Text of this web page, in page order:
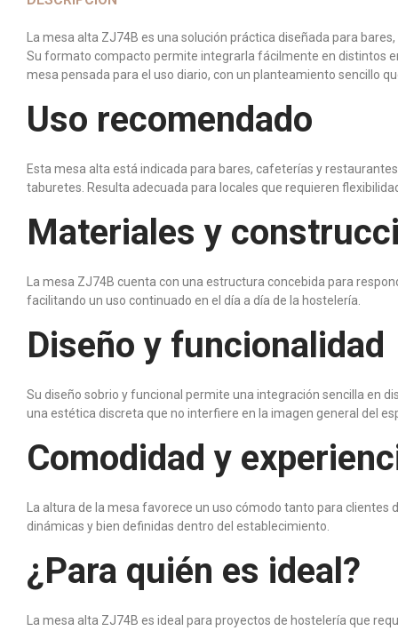
La mesa alta ZJ74B es una solución práctica diseñada para
Su formato compacto permite integrarla fácilmente en distintos
mesa pensada para el uso diario, con un planteamiento sencillo
Uso recomendado
Esta mesa alta está indicada para bares, cafeterías y
taburetes. Resulta adecuada para locales que requieren
Materiales y
La mesa ZJ74B cuenta con una estructura concebida para
facilitando un uso continuado en el día a día de la hostelería.
Diseño y funcionalidad
Su diseño sobrio y funcional permite una integración sencilla en
una estética discreta que no interfiere en la imagen general del
Comodidad y
La altura de la mesa favorece un uso cómodo tanto para
dinámicas y bien definidas dentro del establecimiento.
¿Para quién es ideal?
La mesa alta ZJ74B es ideal para proyectos de hostelería que